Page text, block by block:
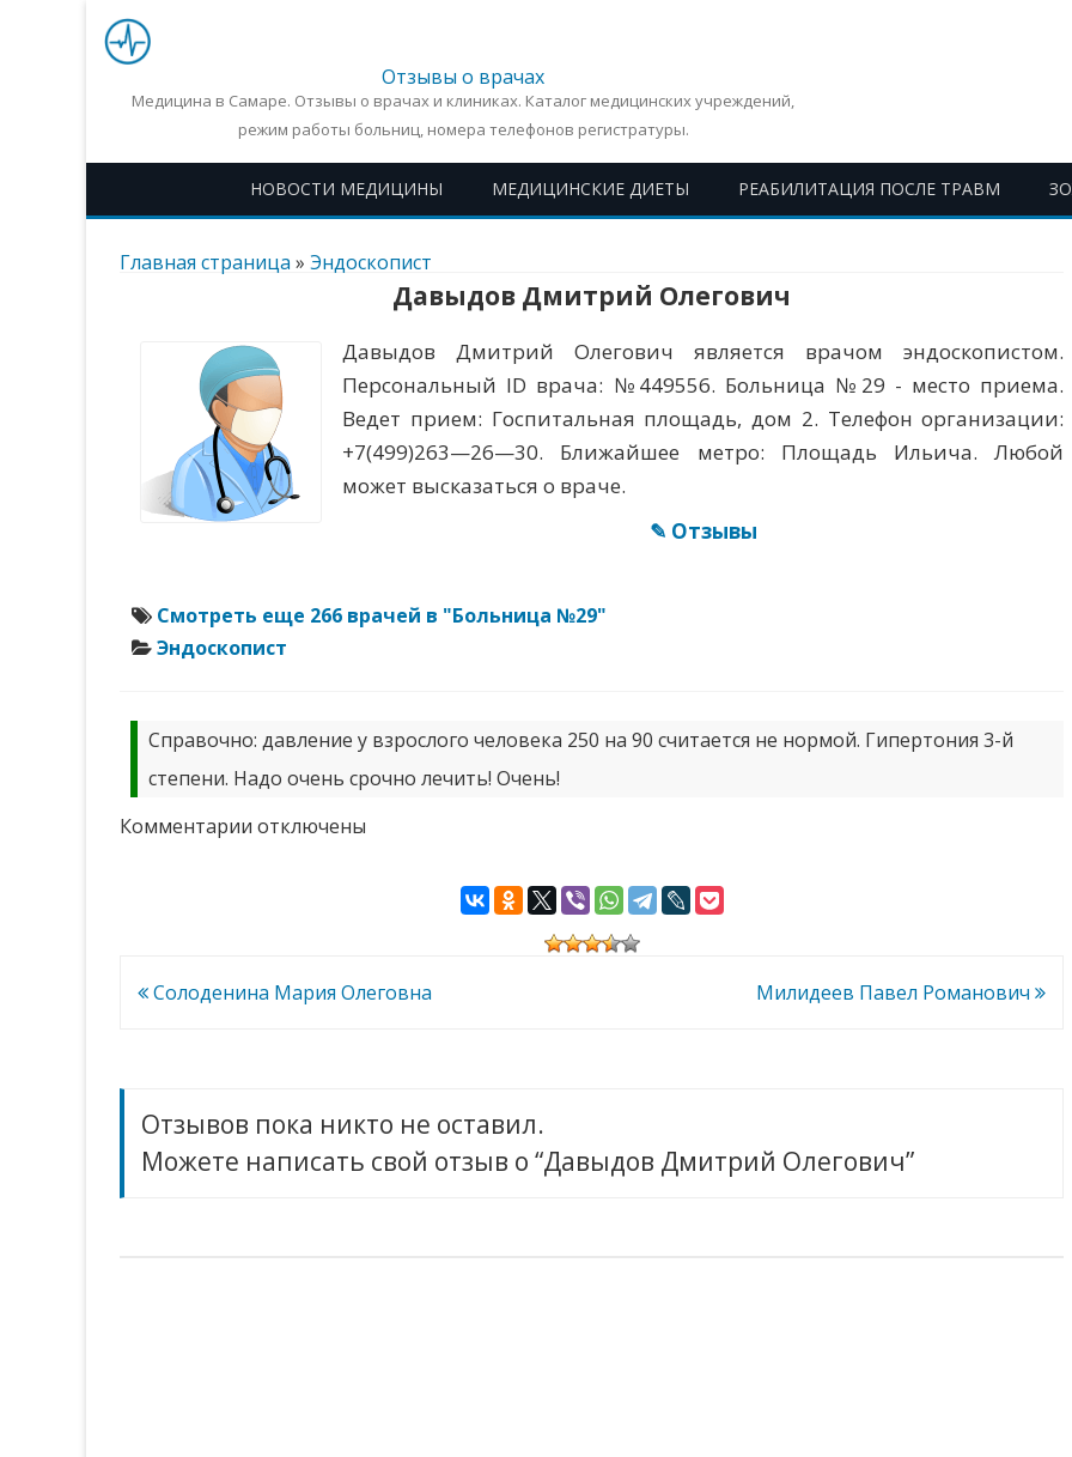
Отзывы о врачах
Медицина в Самаре. Отзывы о врачах и клиниках. Каталог медицинских учреждений,
режим работы больниц, номера телефонов регистратуры.
НОВОСТИ МЕДИЦИНЫ МЕДИЦИНСКИЕ ДИЕТЫ РЕАБИЛИТАЦИЯ ПОСЛЕ ТРАВМ
Перейти
Главная страница » Эндоскопист
Давыдов Дмитрий Олегович
Давыдов Дмитрий Олегович является врачом эндоскопистом.
Персональный ID врача: №449556. Больница №29 - место приема.
Ведет прием: Госпитальная площадь, дом 2. Телефон организации:
+7(499)263—26—30. Ближайшее метро: Площадь Ильича. Любой
может высказаться о враче.
✎ Отзывы
Смотреть еще 266 врачей в "Больница №29"
Эндоскопист
Справочно: давление у взрослого человека 250 на 90 считается не нормой. Гипертония 3-й
степени. Надо очень срочно лечить! Очень!
Комментарии котключены
Навигация
Солоденина Мария Олеговна Милидеев Павел Романович
Отзывов пока никто не оставил.
Можете написать свой отзыв о “Давыдов Дмитрий Олегович”